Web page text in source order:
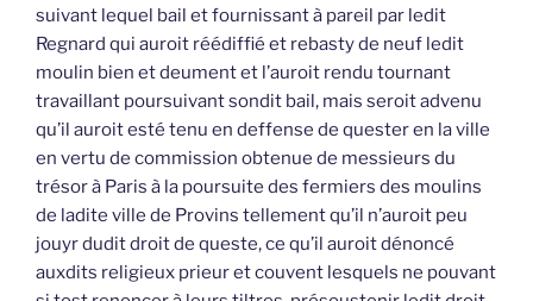
suivant lequel bail et fournissant à pareil par ledit
Regnard qui auroit réédiffié et rebasty de neuf ledit
moulin bien et deument et l’auroit rendu tournant
travaillant poursuivant sondit bail, mais seroit advenu
qu’il auroit esté tenu en deffense de quester en la ville
en vertu de commission obtenue de messieurs du
trésor à Paris à la poursuite des fermiers des moulins
de ladite ville de Provins tellement qu’il n’auroit peu
jouyr dudit droit de queste, ce qu’il auroit dénoncé
auxdits religieux prieur et couvent lesquels ne pouvant